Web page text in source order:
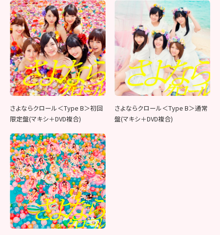
さよならクロール＜Type B＞初回
限定盤(マキシ＋DVD複合)
さよならクロール＜Type B＞通常
盤(マキシ＋DVD複合)